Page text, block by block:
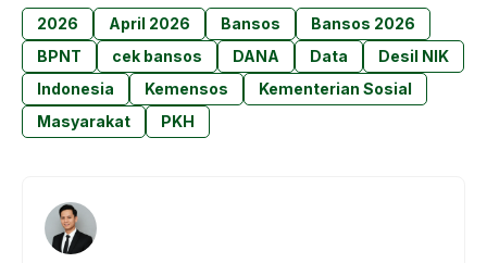
c
e
b
o
a
t
s
A
p
s
s
e
n
e
g
r
a
2026 April 2026 Bansos
Bansos 2026
BPNT
cek bansos DANA Data
Desil NIK
Indonesia
Kemensos
Kementerian Sosial
Masyarakat
PKH